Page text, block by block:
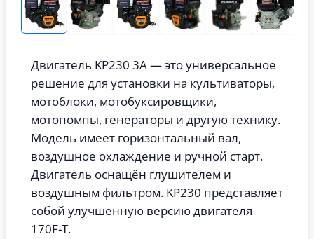
Двигатель KP230 3А — это универсальное
решение для установки на культиваторы,
мотоблоки, мотобуксировщики,
мотопомпы, генераторы и другую технику.
Модель имеет горизонтальный вал,
воздушное охлаждение и ручной старт.
Двигатель оснащён глушителем и
воздушным фильтром. KP230 представляет
собой улучшенную версию двигателя
170F-T.